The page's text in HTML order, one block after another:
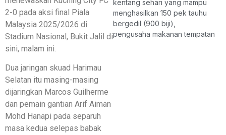
2-0 pada aksi final Piala
Malaysia 2025/2026 di
Stadium Nasional, Bukit Jalil di
sini, malam ini.
Dua jaringan skuad Harimau
Selatan itu masing-masing
dijaringkan Marcos Guilherme
dan pemain gantian Arif Aiman
Mohd Hanapi pada separuh
masa kedua selepas babak
kentang sehari yang mampu
menghasilkan 150 pek tauhu
bergedil (900 biji),
pengusaha makanan tempatan